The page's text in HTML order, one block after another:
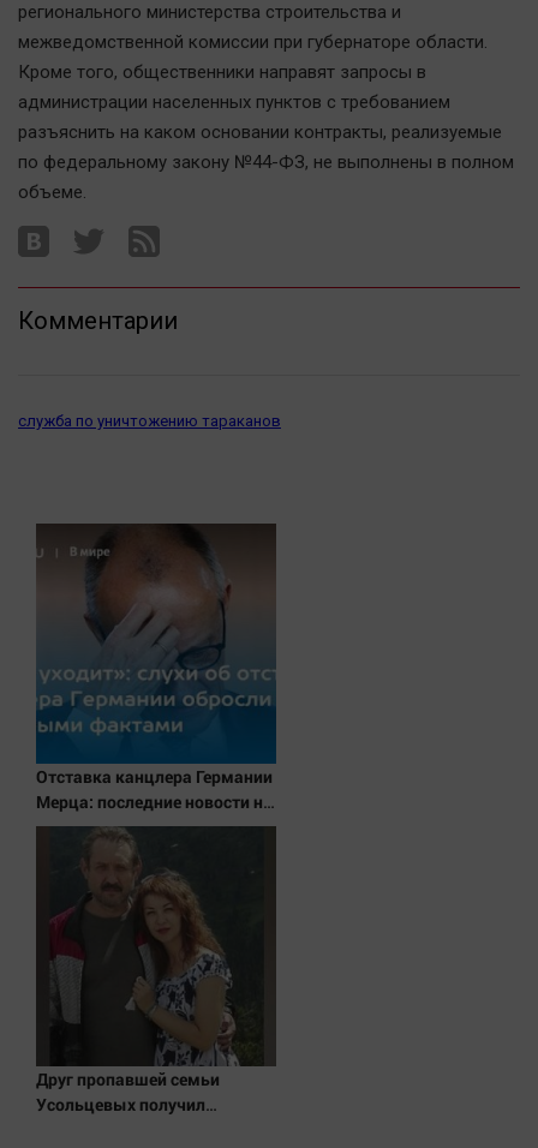
регионального министерства строительства и
межведомственной комиссии при губернаторе области.
Кроме того, общественники направят запросы в
администрации населенных пунктов с требованием
разъяснить на каком основании контракты, реализуемые
по федеральному закону №44-ФЗ, не выполнены в полном
объеме.
Комментарии
служба по уничтожению тараканов
Отставка канцлера Германии
Мерца: последние новости на
7 августа 2026 и прогнозы
Друг пропавшей семьи
Усольцевых получил